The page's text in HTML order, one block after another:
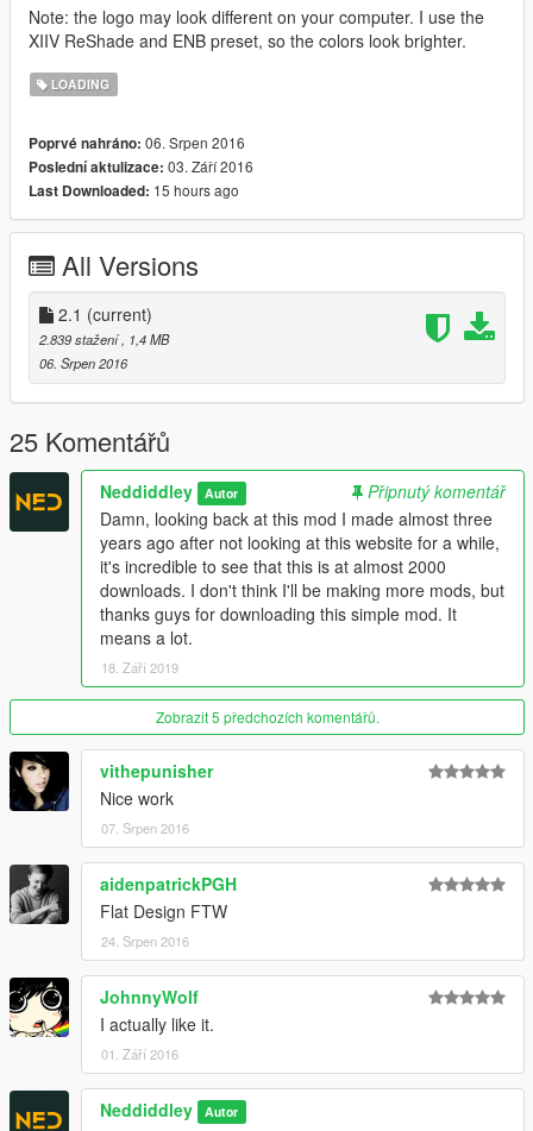
Note: the logo may look different on your computer. I use the
XIIV ReShade and ENB preset, so the colors look brighter.
LOADING
Poprvé nahráno: 06. Srpen 2016
Poslední aktulizace: 03. Září 2016
Last Downloaded: 15 hours ago
All Versions
2.1 (current)
2.839 stažení , 1,4 MB
06. Srpen 2016
25 Komentářů
Neddiddley Autor
Připnutý komentář
Damn, looking back at this mod I made almost three
years ago after not looking at this website for a while,
it's incredible to see that this is at almost 2000
downloads. I don't think I'll be making more mods, but
thanks guys for downloading this simple mod. It
means a lot.
18. Září 2019
Zobrazit 5 předchozích komentářů.
vithepunisher
Nice work
07. Srpen 2016
aidenpatrickPGH
Flat Design FTW
24. Srpen 2016
JohnnyWolf
I actually like it.
01. Září 2016
Neddiddley Autor